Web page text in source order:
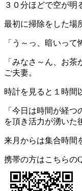
３０分ほどで空が明
最初に掃除をした場
「う～っ、暗いって
「みなさ～ん、お
ご夫妻。
時計を見ると１時間
「今日は時間が経
を頂き活力が湧いた
来月からは集合時間
携帯の方はこちらの